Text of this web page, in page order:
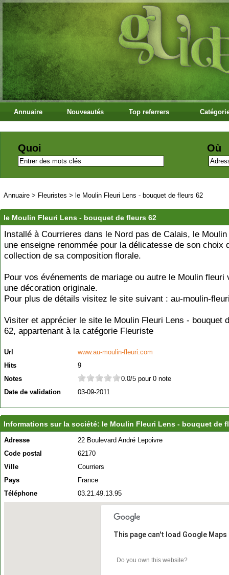
Annuaire Nouveautés Top referrers
Quoi Où
Annuaire > Fleuristes > le Moulin Fleuri Lens - bouquet de fleurs 62
le Moulin Fleuri Lens - bouquet de fleurs 62
Installé à Courrieres dans le Nord pas de Calais, le
une enseigne renommée pour la délicatesse de son choix
collection de sa composition florale.
Pour vos événements de mariage ou autre le Moulin fleuri
une décoration originale.
Pour plus de détails visitez le site suivant : au-moulin-
Visiter et apprécier le site le Moulin Fleuri Lens - bouquet
62, appartenant à la catégorie Fleuriste
Url
www.au-moulin-fleuri.com
Hits
9
Notes
0.0/5 pour 0 note
Date de validation
03-09-2011
Informations sur la société: le Moulin Fleuri Lens - bouquet de
Adresse
22 Boulevard André Lepoivre
Code postal
62170
Ville
Courriers
Pays
France
Téléphone
03.21.49.13.95
This page can't load Google
Do you own this website?